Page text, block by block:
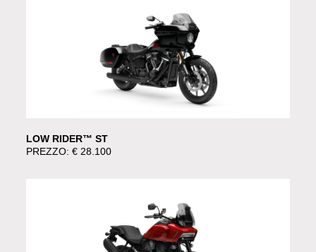
LOW RIDER™ ST
PREZZO: € 28.100